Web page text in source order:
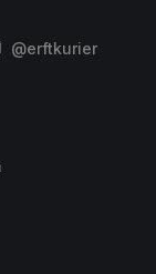
@erftkurier